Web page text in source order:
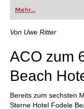
oder bereits auf
FRITZ trainieren Sie
individueller als je zuvor.
Mehr...
Von Uwe Ritter
ACO zum
Beach
Bereits zum sechsten
Sterne Hotel Fodele